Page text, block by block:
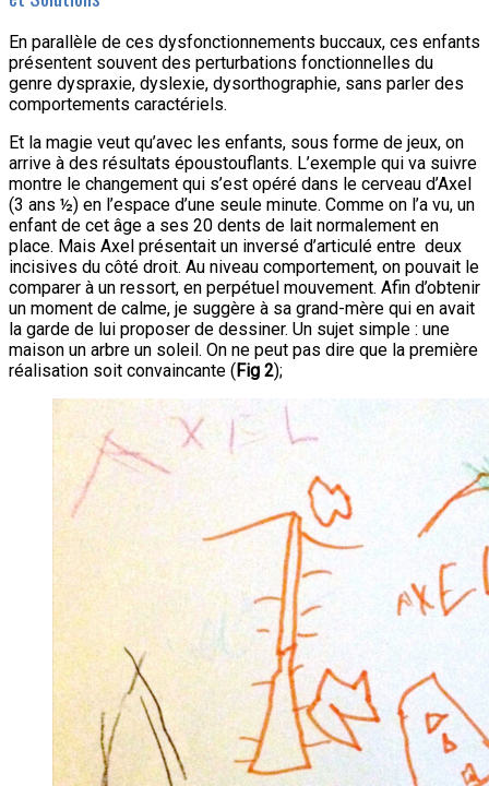
En parallèle de ces dysfonctionnements buccaux, ces enfants
présentent souvent des perturbations fonctionnelles du
genre dyspraxie, dyslexie, dysorthographie, sans parler des
comportements caractériels.
Et la magie veut qu’avec les enfants, sous forme de jeux, on
arrive à des résultats époustouflants. L’exemple qui va suivre
montre le changement qui s’est opéré dans le cerveau d’Axel
(3 ans ½) en l’espace d’une seule minute. Comme on l’a vu, un
enfant de cet âge a ses 20 dents de lait normalement en
place. Mais Axel présentait un inversé d’articulé entre deux
incisives du côté droit. Au niveau comportement, on pouvait le
comparer à un ressort, en perpétuel mouvement. Afin d’obtenir
un moment de calme, je suggère à sa grand-mère qui en avait
la garde de lui proposer de dessiner. Un sujet simple : une
maison un arbre un soleil. On ne peut pas dire que la première
réalisation soit convaincante ( Fig 2);